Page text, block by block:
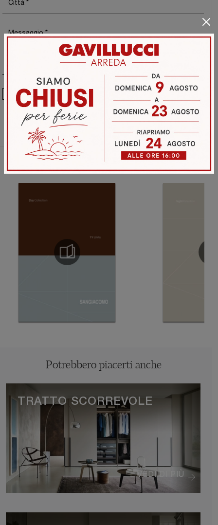
Sfoglia i cataloghi
Ho preso visione dellaPrivacy Policy
Potrebbero piacerti anche
VEDI DI PIÙ
TRATTO SCORREVOLE